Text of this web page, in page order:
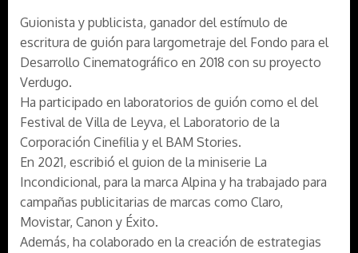
Guionista y publicista, ganador del estímulo de
escritura de guión para largometraje del Fondo para el
Desarrollo Cinematográfico en 2018 con su proyecto
Verdugo.
Ha participado en laboratorios de guión como el del
Festival de Villa de Leyva, el Laboratorio de la
Corporación Cinefilia y el BAM Stories.
En 2021, escribió el guion de la miniserie La
Incondicional, para la marca Alpina y ha trabajado para
campañas publicitarias de marcas como Claro,
Movistar, Canon y Éxito.
Además, ha colaborado en la creación de estrategias